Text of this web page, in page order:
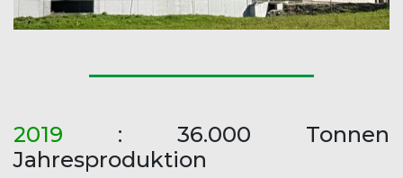
2019 : 36.000 Tonnen
Jahresproduktion